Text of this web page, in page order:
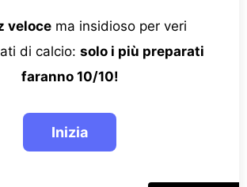
velocema insidioso per veri
di calcio: solo i più preparati
faranno 10/10!